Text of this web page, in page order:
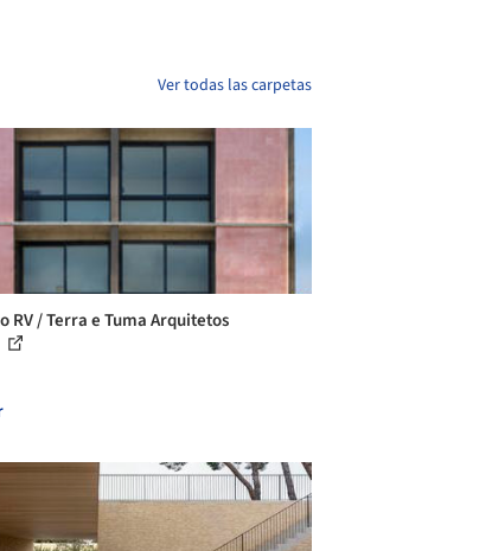
Ver todas las carpetas
RV / Terra e Tuma Arquitetos